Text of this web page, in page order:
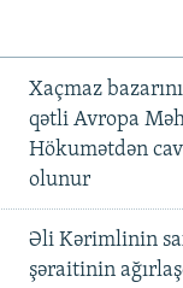
Xaçmaz
qətli Avropa
Hökumətdən
olunur
Əli Kərimlinin
şəraitinin